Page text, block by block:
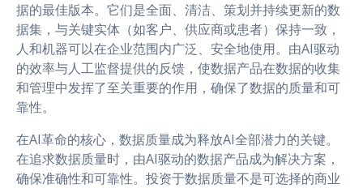
据的最佳版本。它们是全面、清洁、策划并持续更新的数
据集，与关键实体（如客户、供应商或患者）保持一致，
人和机器可以在企业范围内广泛、安全地使用。由AI驱动
的效率与人工监督提供的反馈，使数据产品在数据的收集
和管理中发挥了至关重要的作用，确保了数据的质量和可
靠性。
在AI革命的核心，数据质量成为释放AI全部潜力的关键。
在追求数据质量时，由AI驱动的数据产品成为解决方案，
确保准确性和可靠性。投资于数据质量不是可选择的商业